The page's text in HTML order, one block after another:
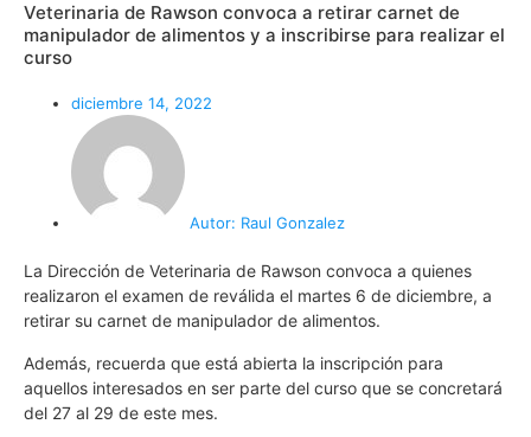
Veterinaria de Rawson convoca a retirar carnet de
manipulador de alimentos y a inscribirse para realizar el
curso
diciembre 14, 2022
Autor: Raul Gonzalez
La Dirección de Veterinaria de Rawson convoca a quienes
realizaron el examen de reválida el martes 6 de diciembre, a
retirar su carnet de manipulador de alimentos.
Además, recuerda que está abierta la inscripción para
aquellos interesados en ser parte del curso que se concretará
del 27 al 29 de este mes.